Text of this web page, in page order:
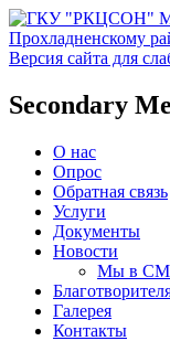
ГКУ
КБР –
Версия сайта для
Secondary
О нас
Опрос
Обратная связь
Услуги
Документы
Новости
Мы в
Галерея
Контакты